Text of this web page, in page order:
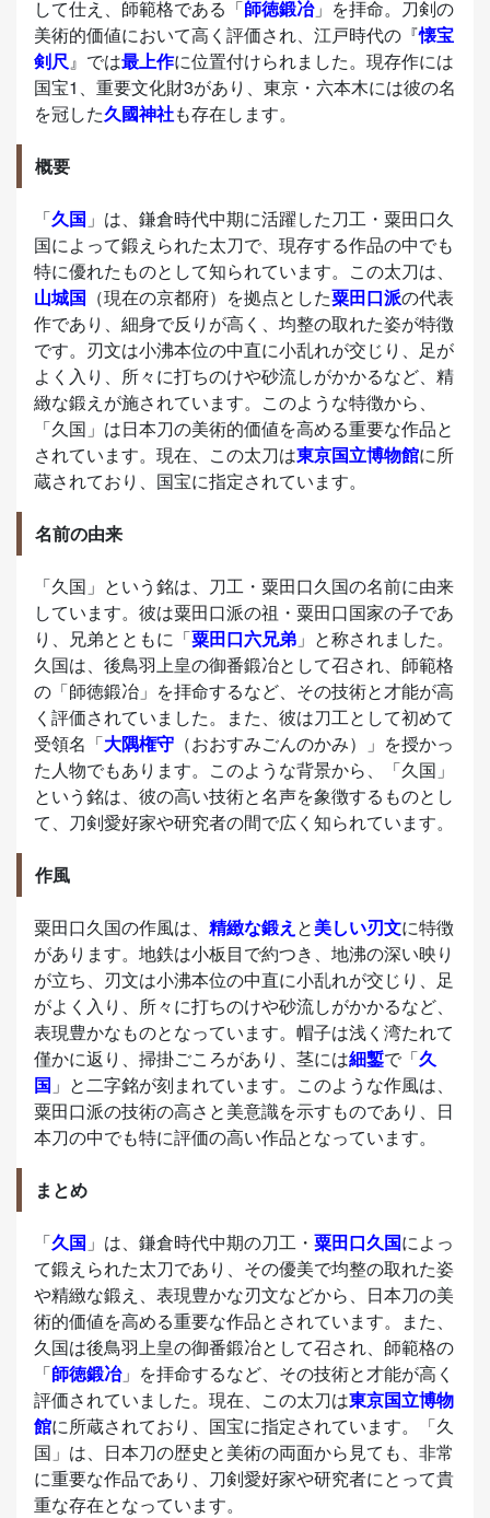
して仕え、師範格である「師徳鍛冶」を拝命。刀剣の
美術的価値において高く評価され、江戸時代の『懐宝
剣尺』では最上作に位置付けられました。現存作には
国宝1、重要文化財3があり、東京・六本木には彼の名
を冠した久國神社も存在します。
概要
「久国 」は、鎌倉時代中期に活躍した刀工・粟田口久
国によって鍛えられた太刀で、現存する作品の中でも
特に優れたものとして知られています。この太刀は、
山城国 （現在の京都府）を拠点とした粟田口派の代表
作であり、細身で反りが高く、均整の取れた姿が特徴
です。刃文は小沸本位の中直に小乱れが交じり、足が
よく入り、所々に打ちのけや砂流しがかかるなど、精
緻な鍛えが施されています。このような特徴から、
「久国」は日本刀の美術的価値を高める重要な作品と
されています。現在、この太刀は東京国立博物館に所
蔵されており、国宝に指定されています。
名前の由来
「久国」という銘は、刀工・粟田口久国の名前に由来
しています。彼は粟田口派の祖・粟田口国家の子であ
り、兄弟とともに「粟田口六兄弟 」と称されました。
久国は、後鳥羽上皇の御番鍛冶として召され、師範格
の「師徳鍛冶」を拝命するなど、その技術と才能が高
く評価されていました。また、彼は刀工として初めて
受領名「大隅権守 （おおすみごんのかみ）」を授かっ
た人物でもあります。このような背景から、「久国」
という銘は、彼の高い技術と名声を象徴するものとし
て、刀剣愛好家や研究者の間で広く知られています。
作風
粟田口久国の作風は、 精緻な鍛え と美しい刃文に特徴
があります。地鉄は小板目で約つき、地沸の深い映り
が立ち、刃文は小沸本位の中直に小乱れが交じり、足
がよく入り、所々に打ちのけや砂流しがかかるなど、
表現豊かなものとなっています。帽子は浅く湾たれて
僅かに返り、掃掛ごころがあり、茎には細鏨で「久
国 」と二字銘が刻まれています。このような作風は、
粟田口派の技術の高さと美意識を示すものであり、日
本刀の中でも特に評価の高い作品となっています。
まとめ
「久国 」は、鎌倉時代中期の刀工・ 粟田口久国によっ
て鍛えられた太刀であり、その優美で均整の取れた姿
や精緻な鍛え、表現豊かな刃文などから、日本刀の美
術的価値を高める重要な作品とされています。また、
久国は後鳥羽上皇の御番鍛冶として召され、師範格の
「師徳鍛冶」を拝命するなど、その技術と才能が高く
評価されていました。現在、この太刀は東京国立博物
館に所蔵されており、国宝に指定されています。「久
国」は、日本刀の歴史と美術の両面から見ても、非常
に重要な作品であり、刀剣愛好家や研究者にとって貴
重な存在となっています。